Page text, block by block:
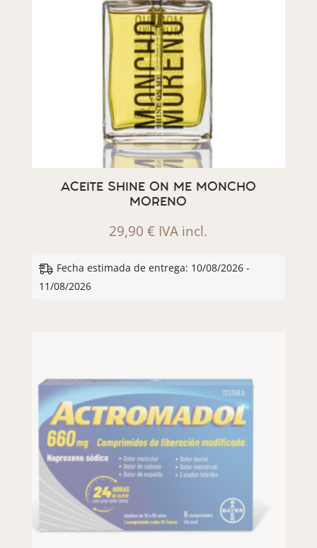
ACEITE SHINE ON ME MONCHO
MORENO
29,90€ IVA incl.
Fecha estimada de entrega: 10/08/2026 -
11/08/2026